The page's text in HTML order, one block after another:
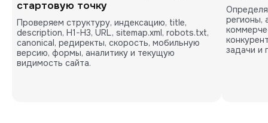
стартовую точку
Проверяем структуру, индексацию, title,
description, H1-H3, URL, sitemap.xml, robots.txt,
canonical, редиректы, скорость, мобильную
версию, формы, аналитику и текущую
видимость сайта.
регионы,
задачи и